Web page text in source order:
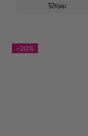
Kjøp
-20%